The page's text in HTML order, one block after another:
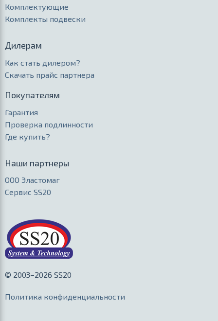
Комплектующие
Комплекты подвески
Дилерам
Как стать дилером?
Скачать прайс партнера
Покупателям
Гарантия
Проверка подлинности
Где купить?
Наши партнеры
ООО Эластомаг
Сервис SS20
© 2003–2026 SS20
Политика конфиденциальности